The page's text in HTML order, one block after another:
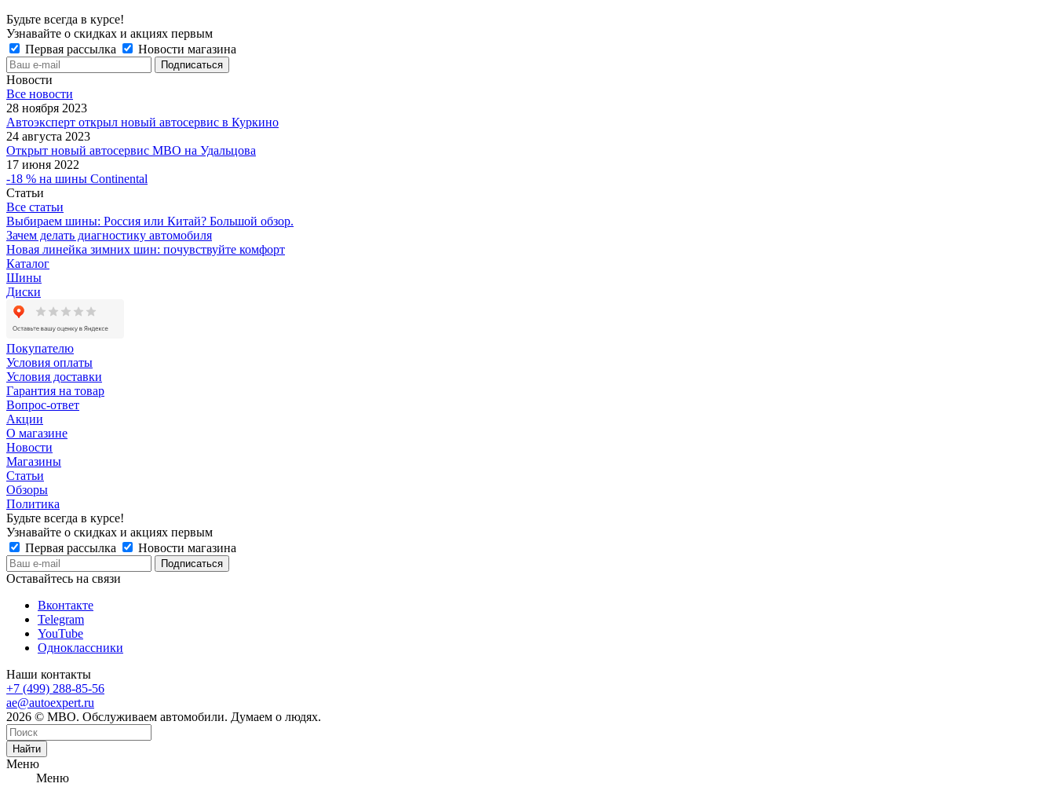
Будьте всегда в курсе!
Узнавайте о скидках и акциях первым
Первая рассылка
Новости магазина
Новости
Все новости
28 ноября 2023
Автоэксперт открыл новый автосервис в Куркино
24 августа 2023
Открыт новый автосервис МВО на Удальцова
17 июня 2022
-18 % на шины Continental
Статьи
Все статьи
Выбираем шины: Россия или Китай? Большой обзор.
Зачем делать диагностику автомобиля
Новая линейка зимних шин: почувствуйте комфорт
Каталог
Шины
Диски
Покупателю
Условия оплаты
Условия доставки
Гарантия на товар
Вопрос-ответ
Акции
О магазине
Новости
Магазины
Статьи
Обзоры
Политика
Будьте всегда в курсе!
Узнавайте о скидках и акциях первым
Первая рассылка
Новости магазина
Оставайтесь на связи
Вконтакте
Telegram
YouTube
Одноклассники
Наши контакты
+7 (499) 288-85-56
ae@autoexpert.ru
2026 © МВО. Обслуживаем автомобили. Думаем о людях.
Найти
Меню
Меню